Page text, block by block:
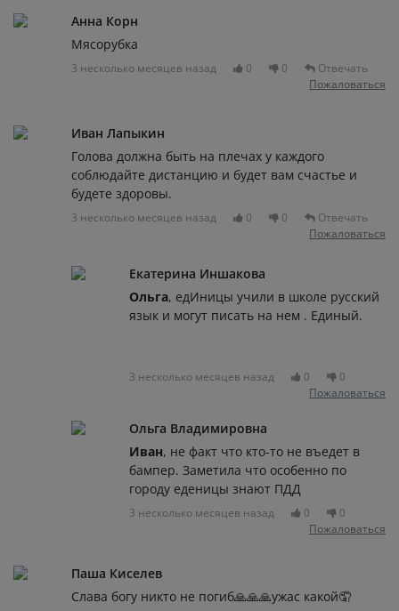
Анна Корн
Мясорубка
3 несколько месяцев назад 0 0
Отвечать
Пожаловаться
Иван Лапыкин
Голова должна быть на плечах у каждого
соблюдайте дистанцию и будет вам счастье и
будете здоровы.
3 несколько месяцев назад 0 0
Отвечать
Пожаловаться
Екатерина Иншакова
Ольга, едИницы учили в школе русский
язык и могут писать на нем . Единый.
3 несколько месяцев назад 0
0
Пожаловаться
Ольга Владимировна
Иван, не факт что кто-то не въедет в
бампер. Заметила что особенно по
городу еденицы знают ПДД
3 несколько месяцев назад 0
0
Пожаловаться
Паша Киселев
Слава богу никто не погиб🙏🙏🙏ужас какой🤦